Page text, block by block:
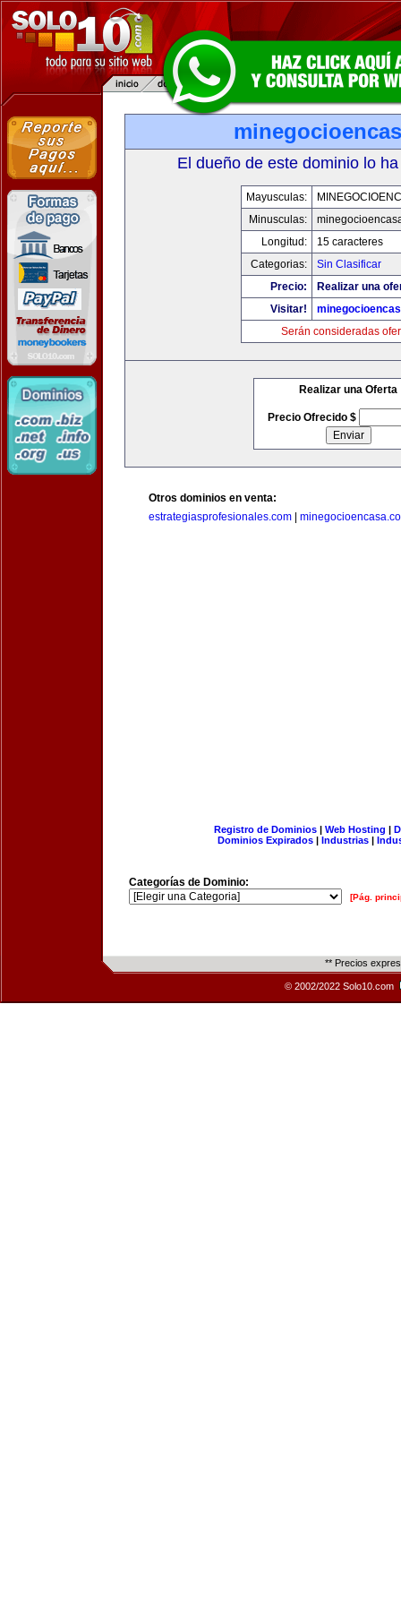
El dueño de este dominio lo
Mayusculas:
Minusculas:
Longitud:
15 caracteres
Categorias:
Sin Clasificar
Precio:
Realizar una
Visitar!
Serán consideradas
Realizar una Oferta
Precio Ofrecido $
Otros dominios en venta:
estrategiasprofesionales.com
Registro de Dominios| Web Hosting |
Dominios Expirados | Industrias |
Categorías de Dominio:
[Pág.
** Precios
© 2002/2022 Solo10.com